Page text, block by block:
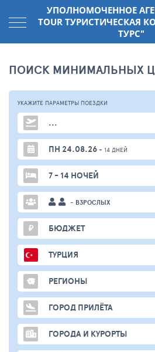
УПОЛНОМОЧЕННОЕ
TOUR ТУРИСТИЧЕСКАЯ
ТУРС"
ПОИСК МИНИМАЛЬНЫХ
УКАЖИТЕ ПАРАМЕТРЫ ПОЕЗДКИ
...
ПН 24.08.26 + 14 ДНЕЙ
7 - 14 НОЧЕЙ
- ВЗРОСЛЫХ
₽ БЮДЖЕТ
ТУРЦИЯ
РЕГИОНЫ
ГОРОД ПРИЛЁТА
ГОРОДА И КУРОРТЫ